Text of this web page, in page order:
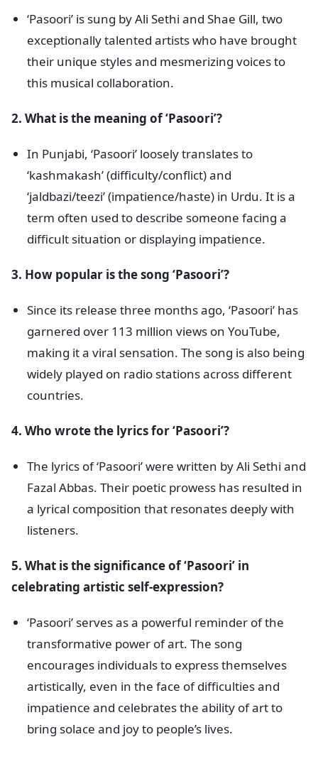
‘Pasoori’ is sung by Ali Sethi and Shae Gill, two
exceptionally talented artists who have brought
their unique styles and mesmerizing voices to
this musical collaboration.
2. What is the meaning of ‘Pasoori’?
In Punjabi, ‘Pasoori’ loosely translates to
‘kashmakash’ (difficulty/conflict) and
‘jaldbazi/teezi’ (impatience/haste) in Urdu. It is a
term often used to describe someone facing a
difficult situation or displaying impatience.
3. How popular is the song ‘Pasoori’?
Since its release three months ago, ‘Pasoori’ has
garnered over 113 million views on YouTube,
making it a viral sensation. The song is also being
widely played on radio stations across different
countries.
4. Who wrote the lyrics for ‘Pasoori’?
The lyrics of ‘Pasoori’ were written by Ali Sethi and
Fazal Abbas. Their poetic prowess has resulted in
a lyrical composition that resonates deeply with
listeners.
5. What is the significance of ‘Pasoori’ in
celebrating artistic self-expression?
‘Pasoori’ serves as a powerful reminder of the
transformative power of art. The song
encourages individuals to express themselves
artistically, even in the face of difficulties and
impatience and celebrates the ability of art to
bring solace and joy to people’s lives.